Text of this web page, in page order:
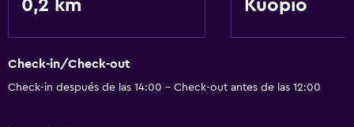
Servicios y facilidades
0,2 km Kuopio
Check-in/Check-out
Check-in después de las 14:00 - Check-out antes de las 12:00